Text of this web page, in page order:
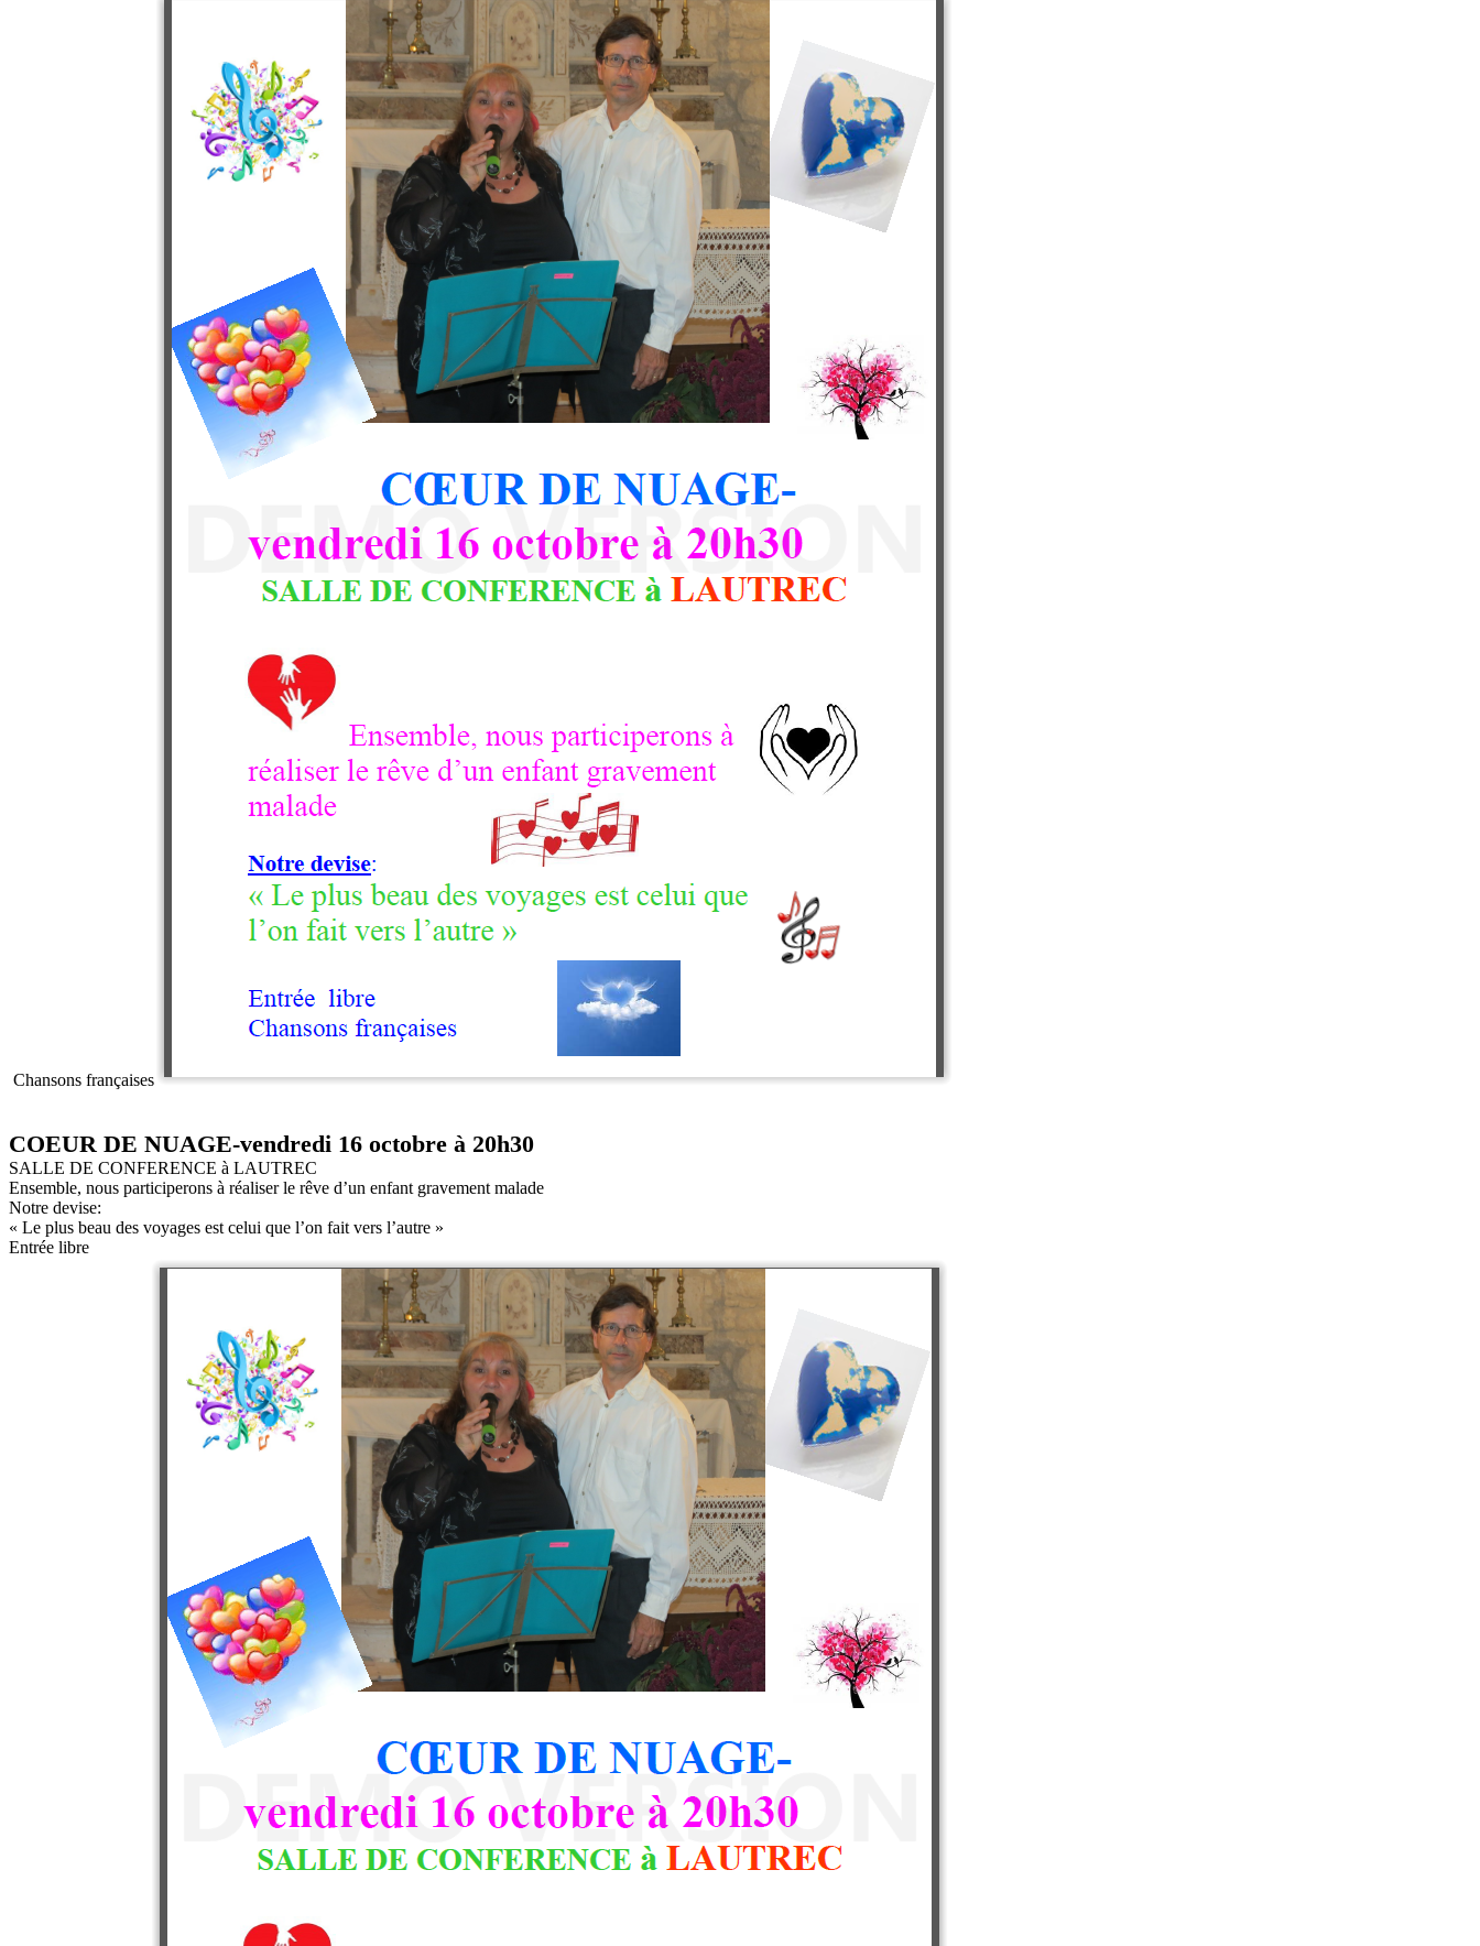
Chansons françaises
COEUR DE NUAGE-vendredi 16 octobre à 20h30
SALLE DE CONFERENCE à LAUTREC
Ensemble, nous participerons à réaliser le rêve d’un enfant gravement malade
Notre devise:
« Le plus beau des voyages est celui que l’on fait vers l’autre »
Entrée libre